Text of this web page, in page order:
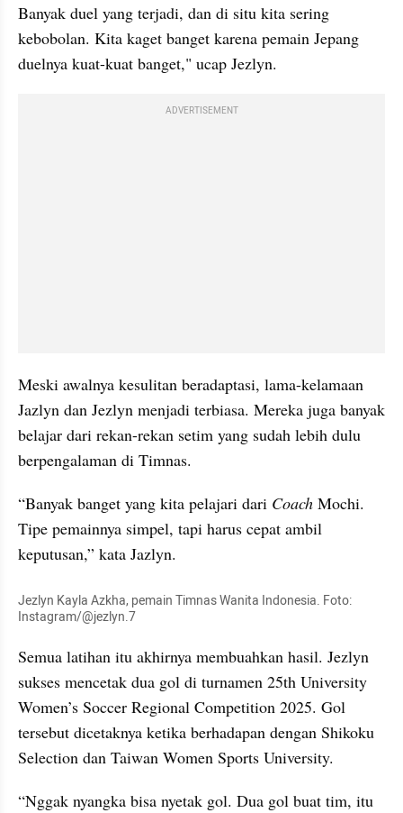
Banyak duel yang terjadi, dan di situ kita sering
kebobolan. Kita kaget banget karena pemain Jepang
duelnya kuat-kuat banget," ucap Jezlyn.
ADVERTISEMENT
Meski awalnya kesulitan beradaptasi, lama-kelamaan
Jazlyn dan Jezlyn menjadi terbiasa. Mereka juga banyak
belajar dari rekan-rekan setim yang sudah lebih dulu
berpengalaman di Timnas.
“Banyak banget yang kita pelajari dari Coach Mochi.
Tipe pemainnya simpel, tapi harus cepat ambil
keputusan,” kata Jazlyn.
Jezlyn Kayla Azkha, pemain Timnas Wanita Indonesia. Foto:
Instagram/@jezlyn.7
Semua latihan itu akhirnya membuahkan hasil. Jezlyn
sukses mencetak dua gol di turnamen 25th University
Women’s Soccer Regional Competition 2025. Gol
tersebut dicetaknya ketika berhadapan dengan Shikoku
Selection dan Taiwan Women Sports University.
“Nggak nyangka bisa nyetak gol. Dua gol buat tim, itu